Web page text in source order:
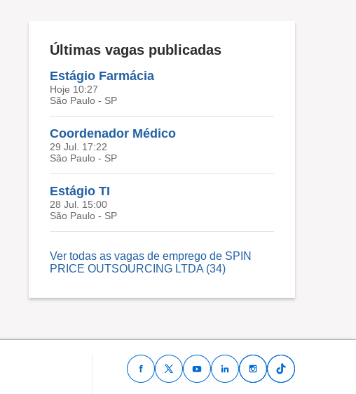
Últimas vagas publicadas
Estágio Farmácia
Hoje 10:27
São Paulo - SP
Coordenador Médico
29 Jul. 17:22
São Paulo - SP
Estágio TI
28 Jul. 15:00
São Paulo - SP
Ver todas as vagas de emprego de SPIN
PRICE OUTSOURCING LTDA (34)